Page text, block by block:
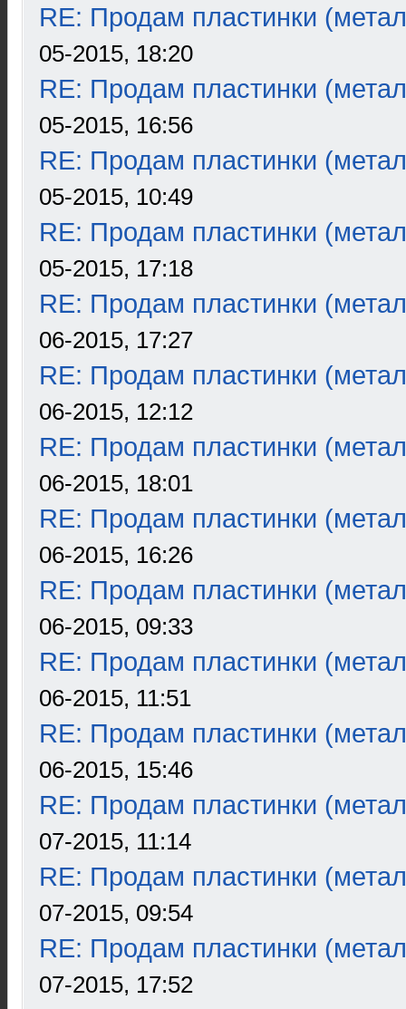
RE: Продам пластинки
05-2015, 18:20
RE: Продам пластинки
05-2015, 16:56
RE: Продам пластинки
05-2015, 10:49
RE: Продам пластинки
05-2015, 17:18
RE: Продам пластинки
06-2015, 17:27
RE: Продам пластинки
06-2015, 12:12
RE: Продам пластинки
06-2015, 18:01
RE: Продам пластинки
06-2015, 16:26
RE: Продам пластинки
06-2015, 09:33
RE: Продам пластинки
06-2015, 11:51
RE: Продам пластинки
06-2015, 15:46
RE: Продам пластинки
07-2015, 11:14
RE: Продам пластинки
07-2015, 09:54
RE: Продам пластинки
07-2015, 17:52